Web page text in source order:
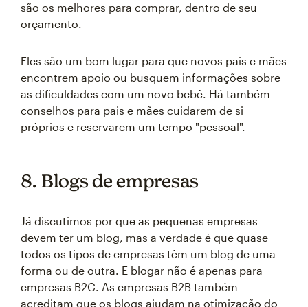
são os melhores para comprar, dentro de seu
orçamento.
Eles são um bom lugar para que novos pais e mães
encontrem apoio ou busquem informações sobre
as dificuldades com um novo bebê. Há também
conselhos para pais e mães cuidarem de si
próprios e reservarem um tempo "pessoal".
8. Blogs de empresas
Já discutimos por que as pequenas empresas
devem ter um blog, mas a verdade é que quase
todos os tipos de empresas têm um blog de uma
forma ou de outra. E blogar não é apenas para
empresas B2C. As empresas B2B também
acreditam que os blogs ajudam na otimização do